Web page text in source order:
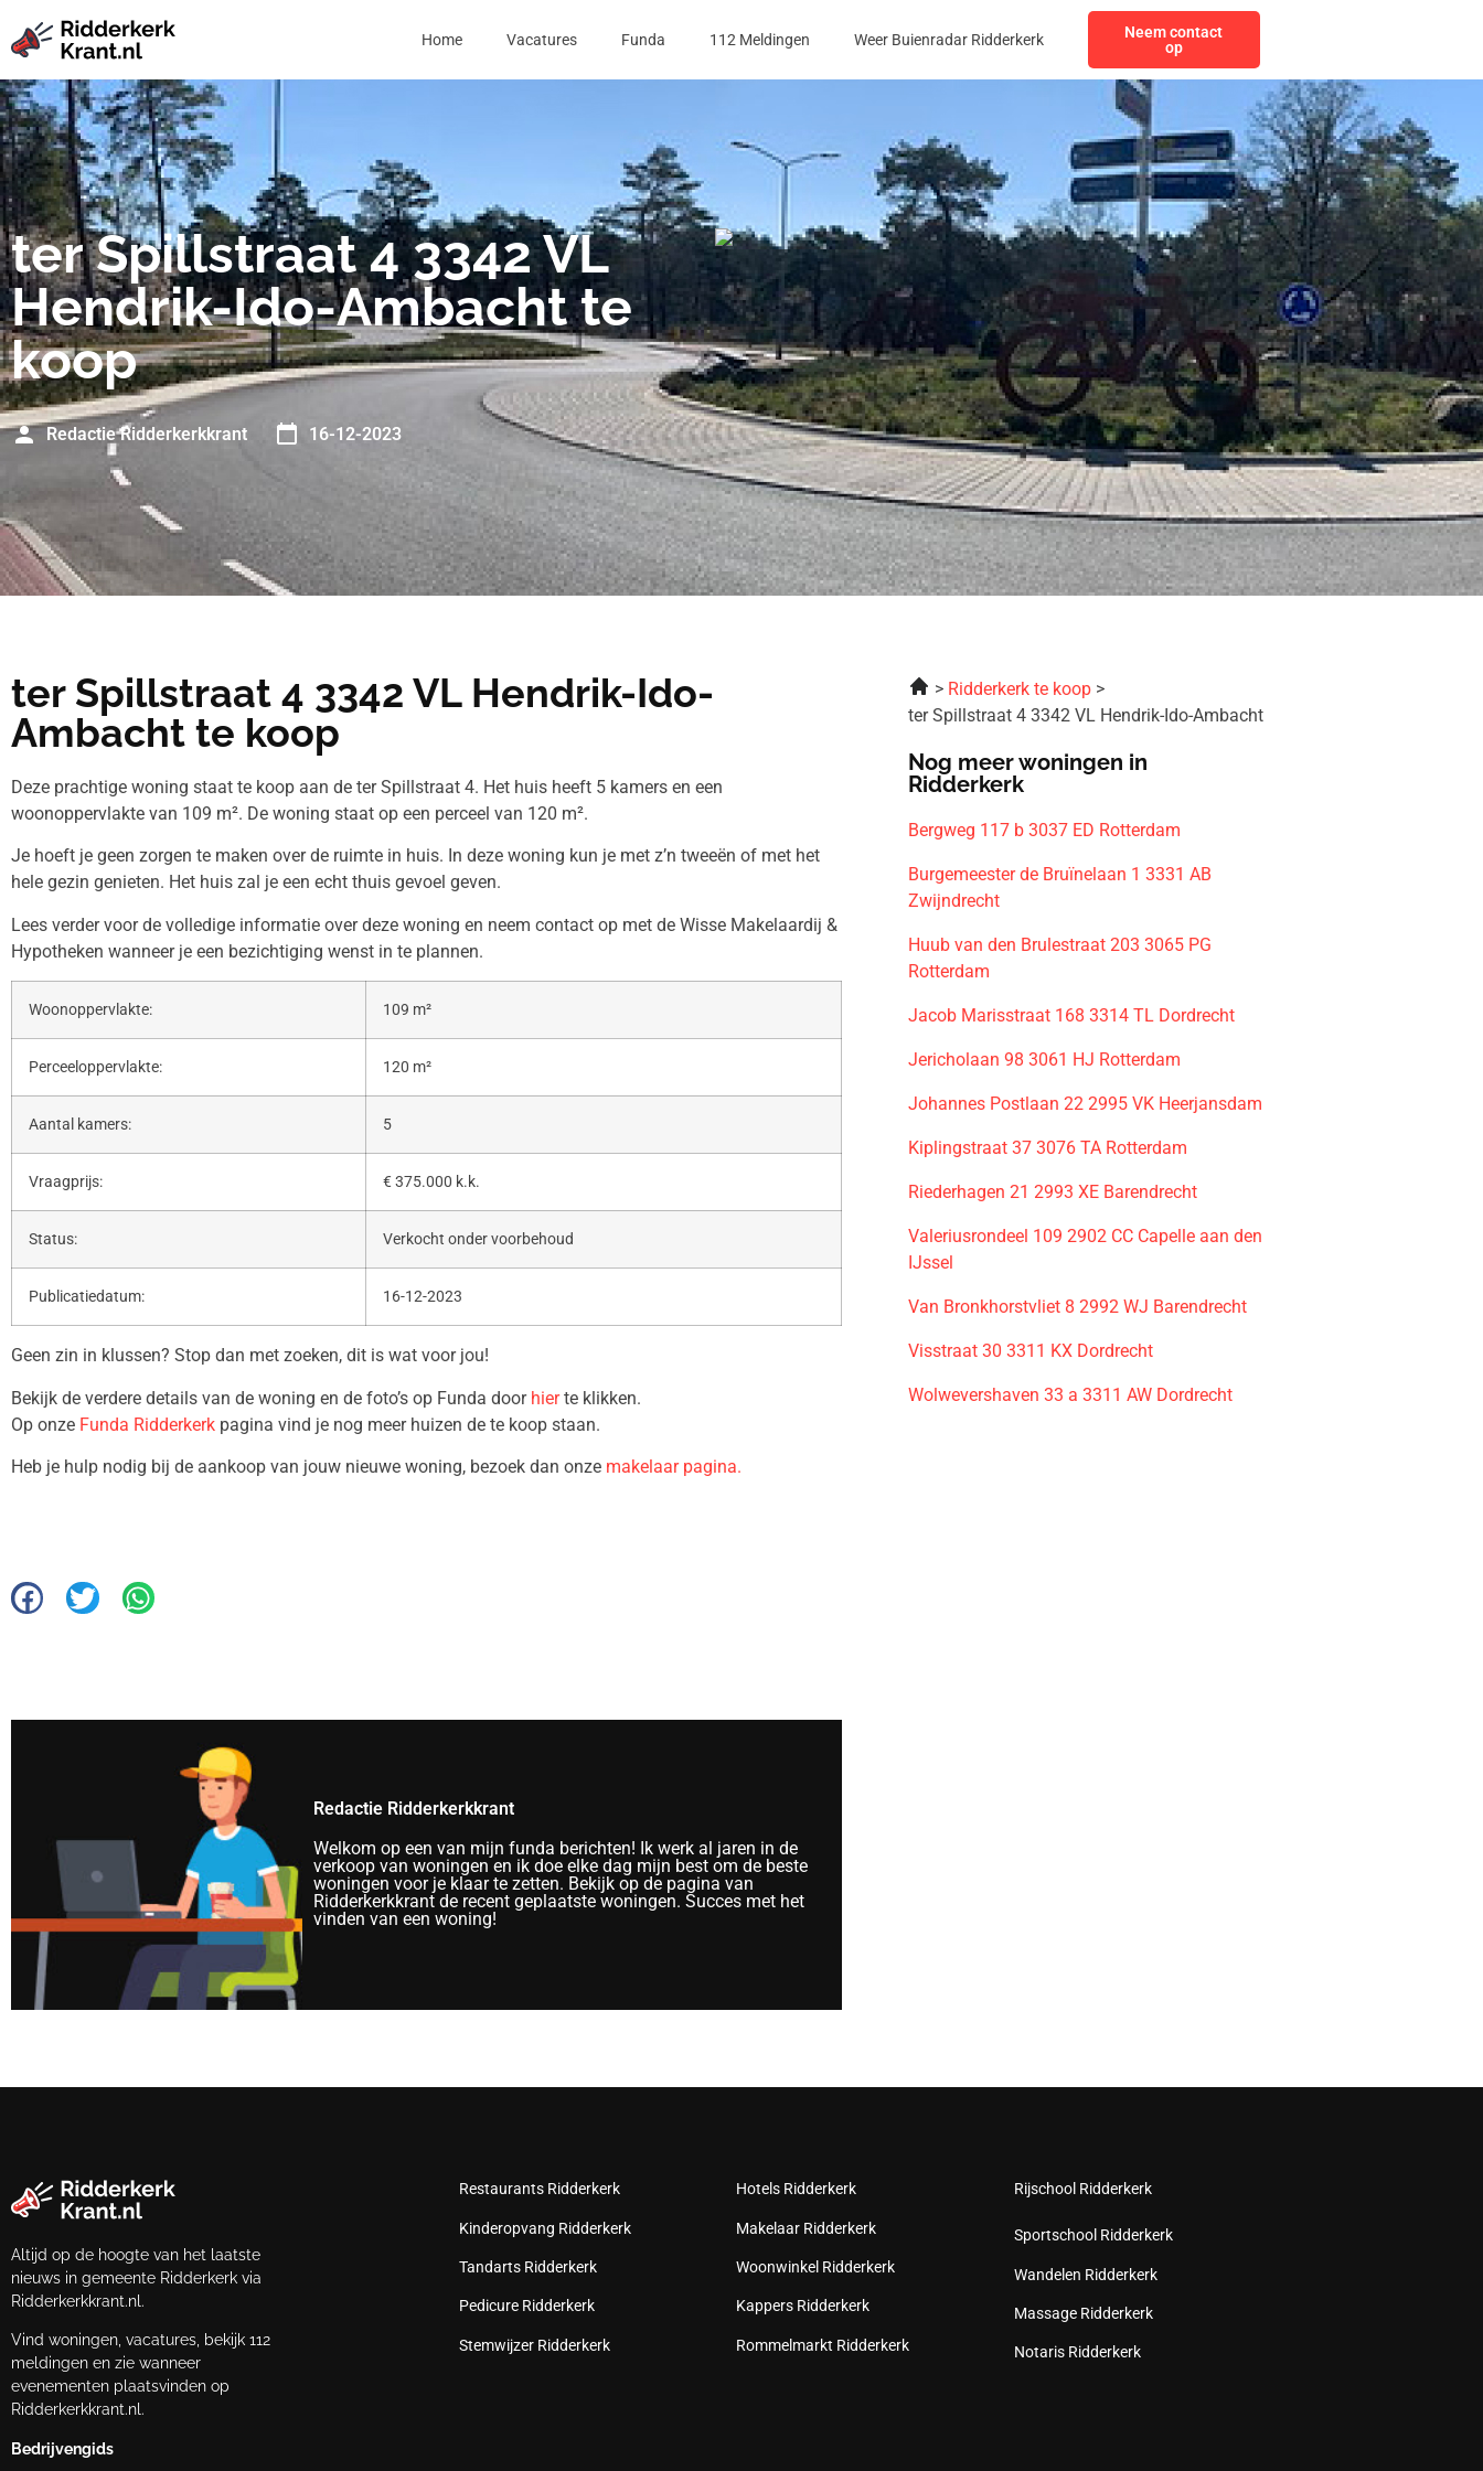
Home Vacatures Funda 112 Meldingen Weer Buienradar Ridderkerk
Neem contact
op
ter Spillstraat 4 3342 VL
Hendrik-Ido-Ambacht te
koop
Redactie Ridderkerkkrant 16-12-2023
ter Spillstraat 4 3342 VL Hendrik-Ido-
Ambacht te koop
Deze prachtige woning staat te koop aan de ter Spillstraat 4. Het huis heeft 5 kamers en een
woonoppervlakte van 109 m². De woning staat op een perceel van 120 m².
Je hoeft je geen zorgen te maken over de ruimte in huis. In deze woning kun je met z’n tweeën of met het
hele gezin genieten. Het huis zal je een echt thuis gevoel geven.
Lees verder voor de volledige informatie over deze woning en neem contact op met de Wisse Makelaardij &
Hypotheken wanneer je een bezichtiging wenst in te plannen.
Woonoppervlakte: 109 m²
Perceeloppervlakte: 120 m²
Aantal kamers: 5
Vraagprijs: € 375.000 k.k.
Status: Verkocht onder voorbehoud
Publicatiedatum: 16-12-2023
Geen zin in klussen? Stop dan met zoeken, dit is wat voor jou!
Bekijk de verdere details van de woning en de foto’s op Funda door hierte klikken.
Op onze Funda Ridderkerk pagina vind je nog meer huizen de te koop staan.
Heb je hulp nodig bij de aankoop van jouw nieuwe woning, bezoek dan onze makelaar pagina.
Redactie Ridderkerkkrant
Welkom op een van mijn funda berichten! Ik werk al jaren in de
verkoop van woningen en ik doe elke dag mijn best om de beste
woningen voor je klaar te zetten. Bekijk op de pagina van
Ridderkerkkrant de recent geplaatste woningen. Succes met het
vinden van een woning!
Ridderkerk te koop
ter Spillstraat 4 3342 VL Hendrik-Ido-Ambacht
Nog meer woningen in
Ridderkerk
Bergweg 117 b 3037 ED Rotterdam
Burgemeester de Bruïnelaan 1 3331 AB
Zwijndrecht
Huub van den Brulestraat 203 3065 PG
Rotterdam
Jacob Marisstraat 168 3314 TL Dordrecht
Jericholaan 98 3061 HJ Rotterdam
Johannes Postlaan 22 2995 VK Heerjansdam
Kiplingstraat 37 3076 TA Rotterdam
Riederhagen 21 2993 XE Barendrecht
Valeriusrondeel 109 2902 CC Capelle aan den
IJssel
Van Bronkhorstvliet 8 2992 WJ Barendrecht
Visstraat 30 3311 KX Dordrecht
Wolwevershaven 33 a 3311 AW Dordrecht
Altijd op de hoogte van het laatste
nieuws in gemeente Ridderkerk via
Ridderkerkkrant.nl.
Vind woningen, vacatures, bekijk 112
meldingen en zie wanneer
evenementen plaatsvinden op
Ridderkerkkrant.nl.
Bedrijvengids
Restaurants Ridderkerk
Kinderopvang Ridderkerk
Tandarts Ridderkerk
Pedicure Ridderkerk
Stemwijzer Ridderkerk
Hotels Ridderkerk
Makelaar Ridderkerk
Woonwinkel Ridderkerk
Kappers Ridderkerk
Rommelmarkt Ridderkerk
Rijschool Ridderkerk
Sportschool Ridderkerk
Wandelen Ridderkerk
Massage Ridderkerk
Notaris Ridderkerk